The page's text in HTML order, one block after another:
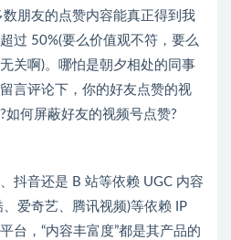
朋友的点赞内容能真正得到我
过 50%(要么价值观不符，要么
关啊)。哪怕是朝夕相处的同事
言评论下，你的好友点赞的视
如何屏蔽好友的视频号点赞?
抖音还是 B 站等依赖 UGC 内容
爱奇艺、腾讯视频)等依赖 IP
台，“内容丰富度”都是其产品的